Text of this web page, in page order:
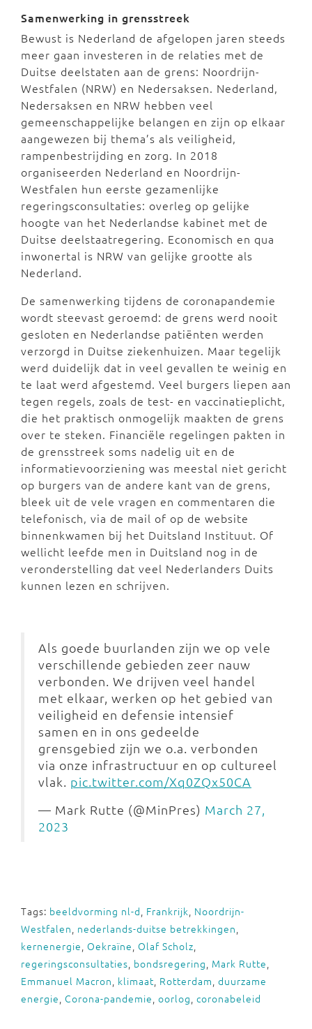
Samenwerking in grensstreek
Bewust is Nederland de afgelopen jaren steeds
meer gaan investeren in de relaties met de
Duitse deelstaten aan de grens: Noordrijn-
Westfalen (NRW) en Nedersaksen. Nederland,
Nedersaksen en NRW hebben veel
gemeenschappelijke belangen en zijn op elkaar
aangewezen bij thema’s als veiligheid,
rampenbestrijding en zorg. In 2018
organiseerden Nederland en Noordrijn-
Westfalen hun eerste gezamenlijke
regeringsconsultaties: overleg op gelijke
hoogte van het Nederlandse kabinet met de
Duitse deelstaatregering. Economisch en qua
inwonertal is NRW van gelijke grootte als
Nederland.
De samenwerking tijdens de coronapandemie
wordt steevast geroemd: de grens werd nooit
gesloten en Nederlandse patiënten werden
verzorgd in Duitse ziekenhuizen. Maar tegelijk
werd duidelijk dat in veel gevallen te weinig en
te laat werd afgestemd. Veel burgers liepen aan
tegen regels, zoals de test- en vaccinatieplicht,
die het praktisch onmogelijk maakten de grens
over te steken. Financiële regelingen pakten in
de grensstreek soms nadelig uit en de
informatievoorziening was meestal niet gericht
op burgers van de andere kant van de grens,
bleek uit de vele vragen en commentaren die
telefonisch, via de mail of op de website
binnenkwamen bij het Duitsland Instituut. Of
wellicht leefde men in Duitsland nog in de
veronderstelling dat veel Nederlanders Duits
kunnen lezen en schrijven.
Als goede buurlanden zijn we op vele
verschillende gebieden zeer nauw
verbonden. We drijven veel handel
met elkaar, werken op het gebied van
veiligheid en defensie intensief
samen en in ons gedeelde
grensgebied zijn we o.a. verbonden
via onze infrastructuur en op cultureel
vlak. pic.twitter.com/Xq0ZQx50CA
— Mark Rutte (@MinPres) March 27,
2023
Tags: beeldvorming nl-d, Frankrijk, Noordrijn-
Westfalen, nederlands-duitse betrekkingen,
kernenergie, Oekraïne, Olaf Scholz,
regeringsconsultaties, bondsregering, Mark Rutte,
Emmanuel Macron, klimaat, Rotterdam, duurzame
energie, Corona-pandemie, oorlog, coronabeleid